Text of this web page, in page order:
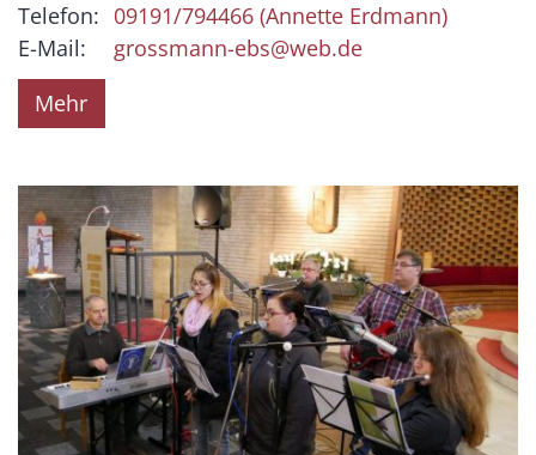
Telefon: 09191/794466 (Annette Erdmann)
E-Mail:
grossmann-ebs@web.de
Mehr